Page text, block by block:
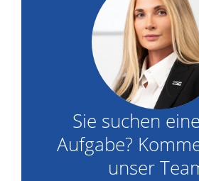
Sie suchen
Aufgabe?
unser